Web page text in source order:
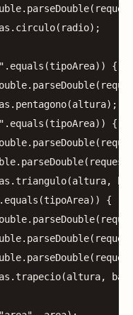
. parseDouble(
. circulo( radio);
. equals (tipoArea))
{
. parseDouble(
. pentagono(altura);
. equals (tipoArea))
{
. parseDouble(
. parseDouble( request
. triangulo(altura,
. equals (tipoArea))
{
. parseDouble(
. parseDouble(
. parseDouble(
. trapecio(altura,